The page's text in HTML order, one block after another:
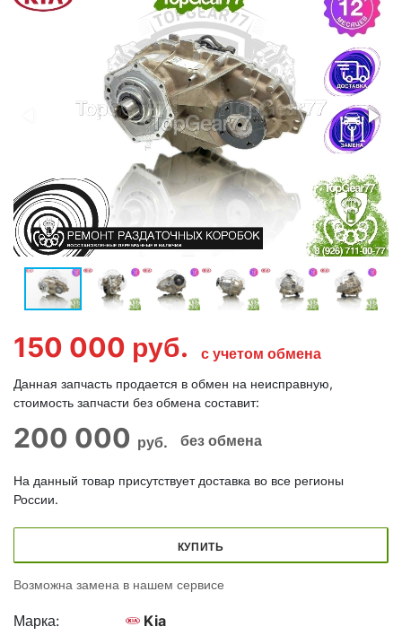
150 000 руб. с учетом обмена
Данная запчасть продается в обмен на неисправную,
стоимость запчасти без обмена составит:
200 000 руб. без обмена
На данный товар присутствует доставка во все регионы
России.
КУПИТЬ
Возможна замена в нашем сервисе
Марка: Kia